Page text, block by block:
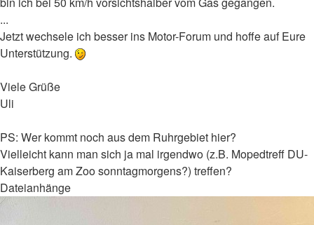
...
Jetzt wechsele ich besser ins Motor-Forum und hoffe auf Eure
Unterstützung.
Viele Grüße
Uli
PS: Wer kommt noch aus dem Ruhrgebiet hier?
Vielleicht kann man sich ja mal irgendwo (z.B. Mopedtreff DU-
Kaiserberg am Zoo sonntagmorgens?) treffen?
Dateianhänge